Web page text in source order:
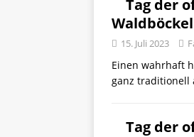
Tag der
15. Juli 2023
Einen wahrhaft
ganz traditionell
Tag der